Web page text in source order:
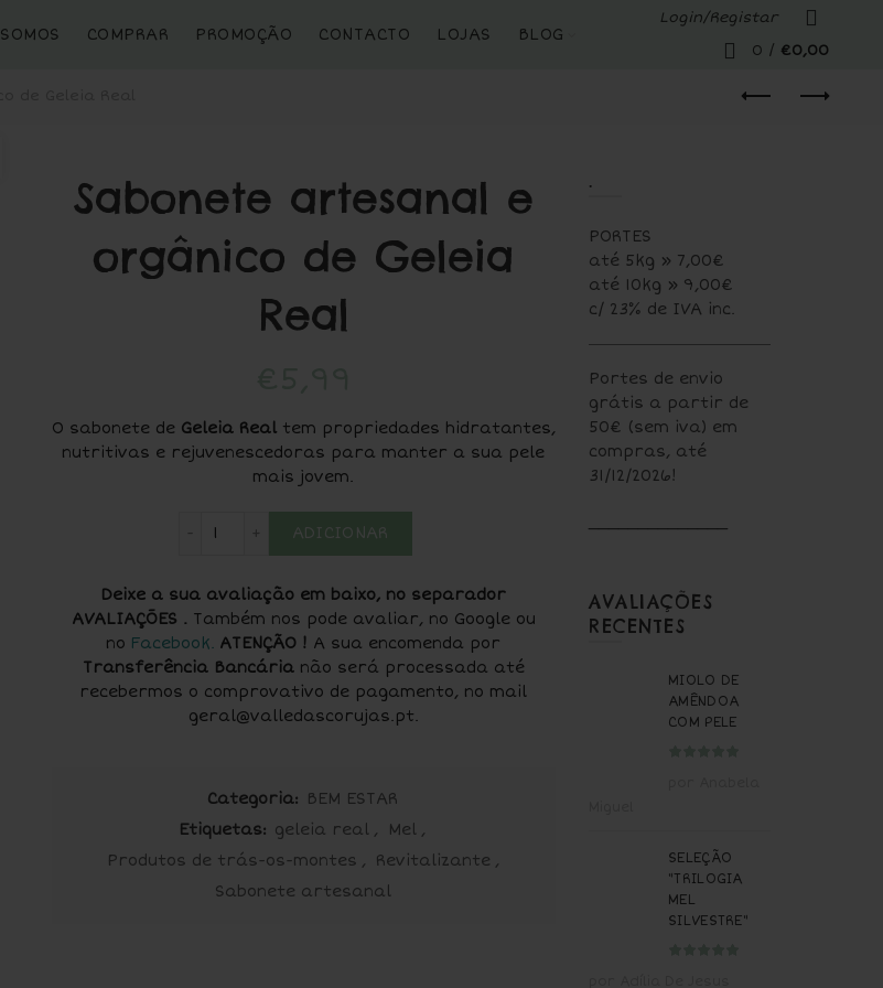
SOMOS COMPRAR PROMOÇÃO CONTACTO LOJAS BLOG
Login/Registar
0 / €0,00
Sabonete artesanal e
orgânico de Geleia
Real
O sabonete de Geleia Realtem propriedades hidratantes,
nutritivas e rejuvenescedoras para manter a sua pele
mais jovem.
ADICIONAR
Deixe a sua avaliação em baixo, no separador
AVALIAÇÕES . Também nos pode avaliar, no Google ou
no Facebook. ATENÇÃO ! A sua encomenda por
Transferência Bancárianão será processada até
recebermos o comprovativo de pagamento, no mail
geral@valledascorujas.pt.
Categoria: BEM ESTAR
Etiquetas: geleia real , Mel ,
Produtos de trás-os-montes , Revitalizante ,
Sabonete artesanal
.
PORTES
até 5kg » 7,00€
até 10kg » 9,00€
c/ 23% de IVA inc.
Portes de envio
grátis a partir de
50€ (sem iva) em
compras, até
31/12/2026!
AVALIAÇÕES
RECENTES
MIOLO DE
AMÊNDOA
COM PELE
SELEÇÃO
"TRILOGIA
MEL
SILVESTRE"